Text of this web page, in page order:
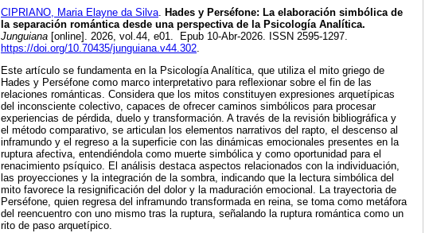
CIPRIANO, Maria Elayne da Silva. Hades y Perséfone: La elaboración simbólica de
la separación romántica desde una perspectiva de la Psicología Analítica.
Junguiana [online]. 2026, vol.44, e01. Epub 10-Abr-2026. ISSN 2595-1297.
https://doi.org/10.70435/junguiana.v44.302.
Este artículo se fundamenta en la Psicología Analítica, que utiliza el mito griego de
Hades y Perséfone como marco interpretativo para reflexionar sobre el fin de las
relaciones románticas. Considera que los mitos constituyen expresiones arquetípicas
del inconsciente colectivo, capaces de ofrecer caminos simbólicos para procesar
experiencias de pérdida, duelo y transformación. A través de la revisión bibliográfica y
el método comparativo, se articulan los elementos narrativos del rapto, el descenso al
inframundo y el regreso a la superficie con las dinámicas emocionales presentes en la
ruptura afectiva, entendiéndola como muerte simbólica y como oportunidad para el
renacimiento psíquico. El análisis destaca aspectos relacionados con la individuación,
las proyecciones y la integración de la sombra, indicando que la lectura simbólica del
mito favorece la resignificación del dolor y la maduración emocional. La trayectoria de
Perséfone, quien regresa del inframundo transformada en reina, se toma como metáfora
del reencuentro con uno mismo tras la ruptura, señalando la ruptura romántica como un
rito de paso arquetípico.